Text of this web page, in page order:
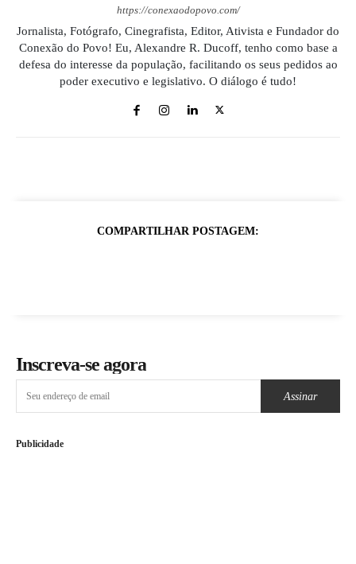
https://conexaodopovo.com/
Jornalista, Fotógrafo, Cinegrafista, Editor, Ativista e Fundador do
Conexão do Povo! Eu, Alexandre R. Ducoff, tenho como base a
defesa do interesse da população, facilitando os seus pedidos ao
poder executivo e legislativo. O diálogo é tudo!
COMPARTILHAR POSTAGEM:
Inscreva-se agora
Assinar
Publicidade